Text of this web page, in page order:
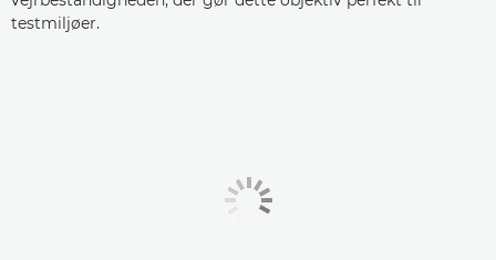
testmiljøer.